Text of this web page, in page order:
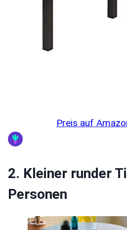
Preis auf
2. Kleiner runder
Personen